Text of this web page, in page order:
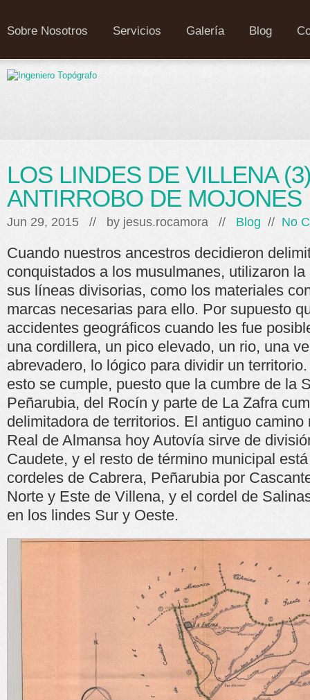
Sobre Nosotros Servicios Galería Blog
LOS LINDES DE VILLENA
ANTIRROBO DE MOJONES
Jun 29, 2015 // by jesus.rocamora // Blog // No
Cuando nuestros ancestros decidieron
conquistados a los musulmanes, utilizaron
sus líneas divisorias, como los materiales
marcas necesarias para ello. Por supuesto
accidentes geográficos cuando les fue
una cordillera, un pico elevado, un rio, una
abrevadero, lo lógico para dividir un
esto se cumple, puesto que la cumbre de la
Peñarubia, del Rocín y parte de La Zafra
delimitadora de territorios. El antiguo
Real de Almansa hoy Autovía sirve de
Caudete, y el resto de término municipal
cordeles de Cabrera, Peñarubia por
Norte y Este de Villena, y el cordel de
en los lindes Sur y Oeste.